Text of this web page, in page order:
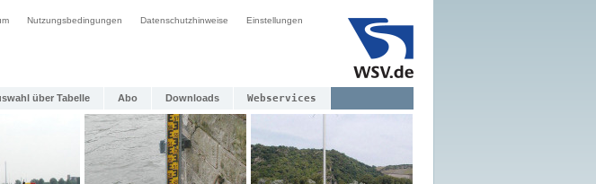
Nutzungsbedingungen Datenschutzhinweise Einstellungen
über Tabelle Abo Downloads Webservices